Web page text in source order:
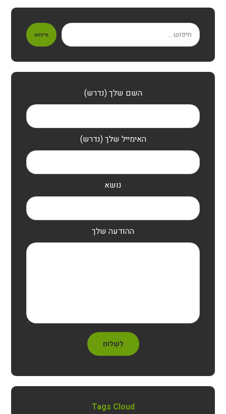
חיפוש
השם שלך (נדרש)
האימייל שלך (נדרש)
נושא
ההודעה שלך
לִשְׁלוֹחַ
Tags Cloud